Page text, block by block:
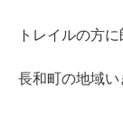
トレイルの方
長和町の地域